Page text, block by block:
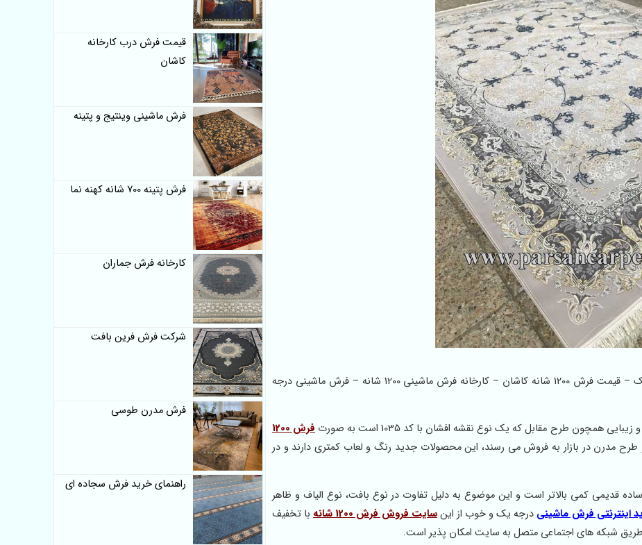
فرش 1200 شانه افشان برجسته – فرش گل برجسته هایبالک – قیمت فرش 1200 شانه کاشان – کارخانه فرش ماشینی 1200 شانه – فرش ماشینی درجه
طرح مقابل که یک نوع نقشه افشان با کد 1035 است به صورت
فرش 1200
لایت و طرح مدرن در بازار به فروش می رسند، این محصولات جدید رنگ و لعاب کمتری دارند و در
قدیمی کمی بالاتر است و این موضوع به دلیل تفاوت در نوع بافت، نوع الیاف و ظاهر
اینترنتی فرش ماشینی درجه یک و خوب از اینسایت فروش فرش 1200 شانه
با تخفیف
شبکه های اجتماعی متصل به سایت امکان پذیر است.
قیمت فرش درب کارخانه
کاشان
فرش ماشینی وینتیج و پتینه
فرش پتینه 700 شانه کهنه نما
کارخانه فرش جماران
شرکت فرش فرین بافت
فرش مدرن طوسی
راهنمای خرید فرش سجاده ای